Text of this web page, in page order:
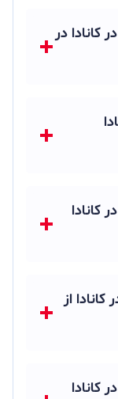
در
کانادا
از
کانادا